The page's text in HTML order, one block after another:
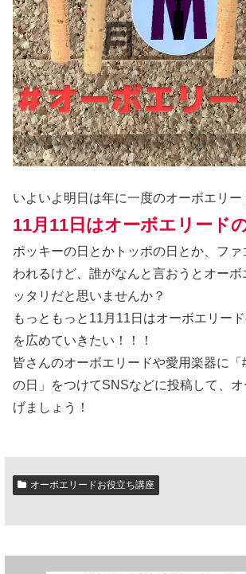
いよいよ明日は年に一度のオーボエリー
11月11日はオーボエリード
ポッキーの日とかトッポの日とか、フ
われるけど、誰がなんと言おうとオー
ッタリだと思いませんか？
もっともっと11月11日はオーボエリー
を広めていきたい！！！
皆さんのオーボエリードや愛用楽器に「
の日」をつけてSNSなどに投稿して、
げましょう！
オーボエリードお役立ち講座